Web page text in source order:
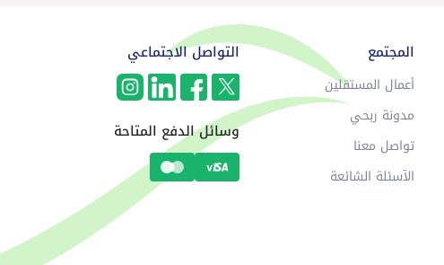
المجتمع
أعمال المستقلين
مدونة ربحي
تواصل معنا
الآسئلة الشائعة
التواصل الاجتماعي
وسائل الدفع المتاحة